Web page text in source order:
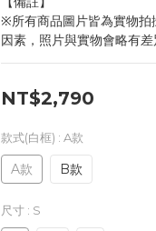
※所有商品圖片皆為實物拍
因素，照片與實物會略有
NT$2,790
款式(白框) : A款
A款 B款
尺寸 : S